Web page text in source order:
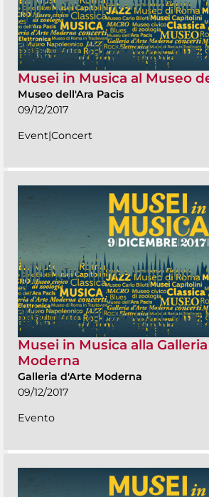
Musei in Musica al Museo
Museo dell'Ara Pacis
09/12/2017
Event|Concert
Musei in Musica alla
Moderna
Galleria d'Arte Moderna
09/12/2017
Evento